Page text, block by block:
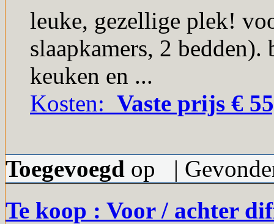
leuke, gezellige plek!
slaapkamers, 2
keuken en ...
Kosten: Vaste prijs €
Toegevoegd op |
Te koop : Voor / achter